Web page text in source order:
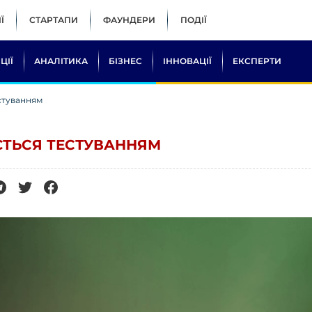
СТАРТАПИ ФАУНДЕРИ ПОДІЇ
АНАЛІТИКА БІЗНЕС ІННОВАЦІЇ ЕКСПЕРТИ
ТЕСТУВАННЯМ